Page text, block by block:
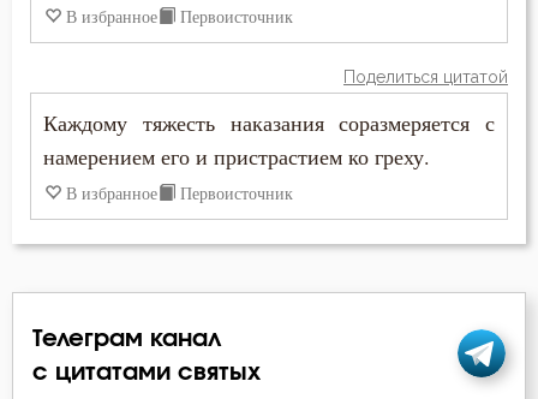
Бог
Богатство
Богопознание
Богоугождение
Будущее
Григорий Палама
Иоанн Златоуст
Иосиф Оптинский (Литовкин)
Исидор Пелусиот
Лев Оптинский (Наголкин)
В избранное Первоисточник
Поделиться цитатой
Каждому тяжесть наказания соразмеряется с
намерением его и пристрастием ко греху.
В избранное Первоисточник
Телеграм канал
с цитатами святых